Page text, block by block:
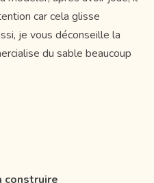
car cela glisse
je vous déconseille la
du sable beaucoup
construire